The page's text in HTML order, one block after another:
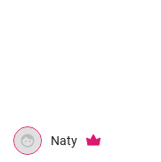
Naty